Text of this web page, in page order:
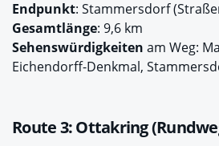
Endpunkt: Stammersdorf
Gesamtlänge: 9,6 km
Sehenswürdigkeiten am Weg:
Eichendorff-Denkmal,
Route 3: Ottakring